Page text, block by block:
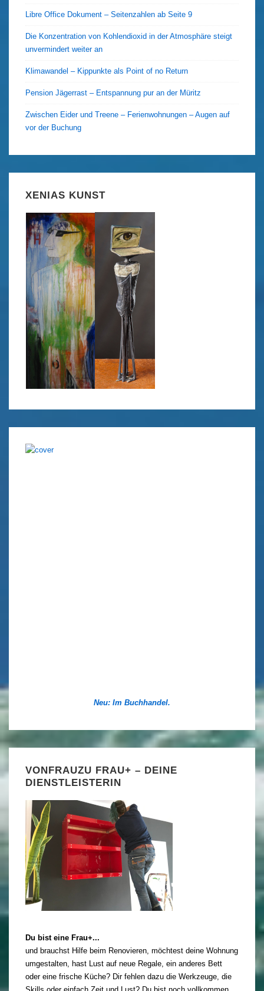
Libre Office Dokument – Seitenzahlen ab Seite 9
Die Konzentration von Kohlendioxid in der Atmosphäre steigt
unvermindert weiter an
Klimawandel – Kippunkte als Point of no Return
Pension Jägerrast – Entspannung pur an der Müritz
Zwischen Eider und Treene – Ferienwohnungen – Augen auf
vor der Buchung
XENIAS KUNST
Neu: Im Buchhandel.
VONFRAUZU FRAU+ – DEINE
DIENSTLEISTERIN
Du bist eine Frau+...
und brauchst Hilfe beim Renovieren, möchtest deine Wohnung
umgestalten, hast Lust auf neue Regale, ein anderes Bett
oder eine frische Küche? Dir fehlen dazu die Werkzeuge, die